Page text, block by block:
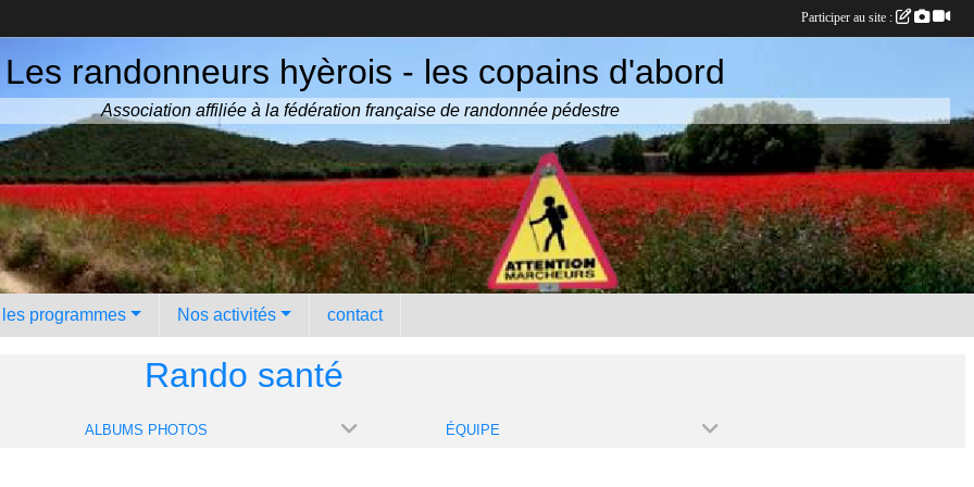
Les randonneurs hyèrois - les copains d'abord
Association affiliée à la fédération française de randonnée pédestre
programmes Nos activités contact
Rando santé
ALBUMS PHOTOS ÉQUIPE
Participer au site :